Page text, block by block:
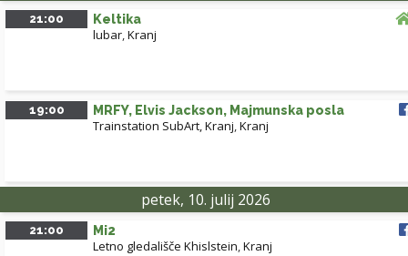
21:00 Keltika
lubar,Kranj
19:00 MRFY, Elvis Jackson, Majmunska posla
Trainstation SubArt, Kranj,Kranj
petek, 10. julij 2026
21:00 Mi2
Letno gledališče Khislstein,Kranj